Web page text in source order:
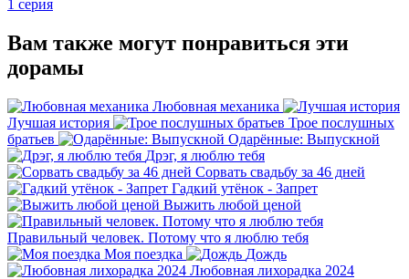
1 серия
Вам также могут понравиться эти
дорамы
Любовная механика
Лучшая история
Трое послушных
братьев
Одарённые: Выпускной
Дрэг, я люблю тебя
Сорвать свадьбу за 46 дней
Гадкий утёнок - Запрет
Выжить любой ценой
Правильный человек. Потому что я люблю тебя
Моя поездка
Дождь
Любовная лихорадка 2024